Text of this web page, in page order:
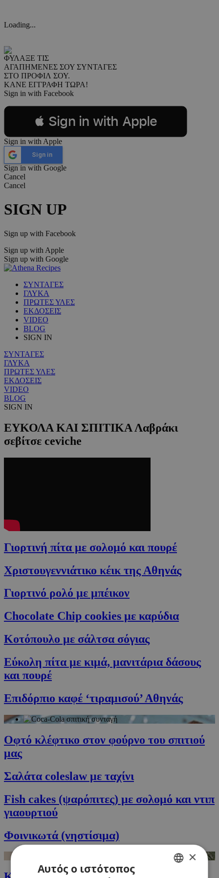
Loading...
ΦΥΛΑΞΕ ΤΙΣ
ΑΓΑΠΗΜΕΝΕΣ ΣΟΥ ΣΥΝΤΑΓΕΣ
ΣΤΟ ΠΡΟΦΙΛ ΣΟΥ.
ΚΑΝΕ ΕΓΓΡΑΦΗ ΤΩΡΑ!
Sign in with Facebook
 Sign in with Apple
Sign in with Apple
Sign in
Sign in with Google
Cancel
Cancel
SIGN UP
Sign up with Facebook
Sign up with Apple
Sign up with Google
ΣΥΝΤΑΓΕΣ
ΓΛΥΚΑ
ΠΡΩΤΕΣ ΥΛΕΣ
ΕΚΔΟΣΕΙΣ
VIDEO
BLOG
SIGN IN
ΣΥΝΤΑΓΕΣ
ΓΛΥΚΑ
ΠΡΩΤΕΣ ΥΛΕΣ
ΕΚΔΟΣΕΙΣ
VIDEO
BLOG
SIGN IN
ΕΥΚΟΛΑ ΚΑΙ ΣΠΙΤΙΚΑ Λαβράκι
σεβίτσε ceviche
Γιορτινή πίτα με σολομό και πουρέ
Χριστουγεννιάτικο κέικ της Αθηνάς
Γιορτινό ρολό με μπέικον
Chocolate Chip cookies με καρύδια
Κοτόπουλο με σάλτσα σόγιας
Εύκολη πίτα με κιμά, μανιτάρια δάσους
και πουρέ
Επιδόρπιο καφέ ‘τιραμισού’ Αθηνάς
Οφτό κλέφτικο στον φούρνο του σπιτιού
μας
Σαλάτα coleslaw με ταχίνι
Fish cakes (ψαρόπιτες) με σολομό και ντιπ
γιαουρτιού
Φοινικωτά (νηστίσιμα)
×
Αυτός ο ιστότοπος